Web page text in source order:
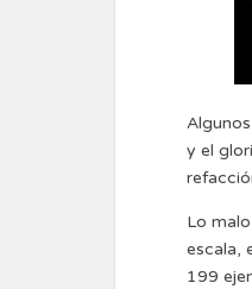
y el
Lo
escala,
199